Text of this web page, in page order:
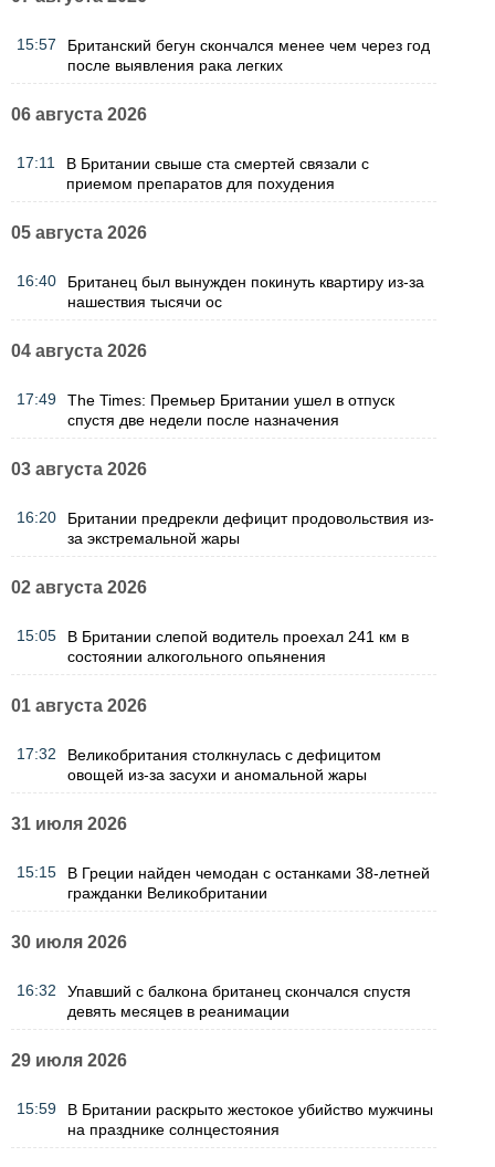
15:57
Британский бегун скончался менее чем через год
после выявления рака легких
06 августа 2026
17:11
В Британии свыше ста смертей связали с
приемом препаратов для похудения
05 августа 2026
16:40
Британец был вынужден покинуть квартиру из-за
нашествия тысячи ос
04 августа 2026
17:49
The Times: Премьер Британии ушел в отпуск
спустя две недели после назначения
03 августа 2026
16:20
Британии предрекли дефицит продовольствия из-
за экстремальной жары
02 августа 2026
15:05
В Британии слепой водитель проехал 241 км в
состоянии алкогольного опьянения
01 августа 2026
17:32
Великобритания столкнулась с дефицитом
овощей из-за засухи и аномальной жары
31 июля 2026
15:15
В Греции найден чемодан с останками 38-летней
гражданки Великобритании
30 июля 2026
16:32
Упавший с балкона британец скончался спустя
девять месяцев в реанимации
29 июля 2026
15:59
В Британии раскрыто жестокое убийство мужчины
на празднике солнцестояния